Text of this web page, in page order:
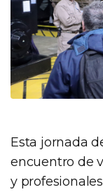
Esta jornada
encuentro de
y